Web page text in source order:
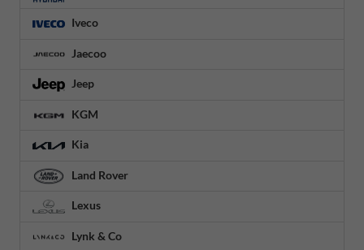
Iveco
Jaecoo
Jeep
KGM
Kia
Land Rover
Lexus
Lynk & Co